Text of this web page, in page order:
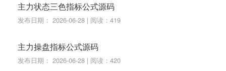
主力状态三色指标公式源码
发布日期： 2026-06-28 | 阅读：419
主力操盘指标公式源码
发布日期： 2026-06-28 | 阅读：420